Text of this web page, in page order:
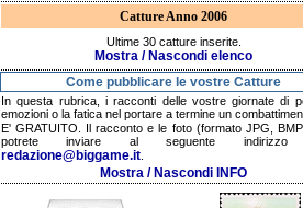
Catture Anno 2006
Ultime 30 catture inserite.
Mostra / Nascondi elenco
Come pubblicare le vostre Catture
In questa rubrica, i racconti delle vostre giornate di
emozioni o la fatica nel portare a termine un
E' GRATUITO. Il racconto e le foto (formato JPG,
potrete inviare al seguente indirizzo
redazione@biggame.it
Mostra / Nascondi INFO